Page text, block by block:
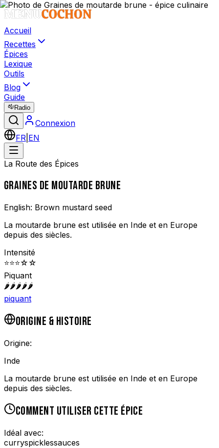
Accueil
Recettes
Épices
Lexique
Outils
Blog
Guide
Radio
Connexion
FR EN
La Route des Épices
GRAINES DE MOUTARDE BRUNE
English: Brown mustard seed
La moutarde brune est utilisée en Inde et en Europe
depuis des siècles.
Intensité
⭐⭐⭐☆ ☆
Piquant
🌶️🌶️🌶️🌶️🌶️
piquant
ORIGINE & HISTOIRE
Origine:
Inde
La moutarde brune est utilisée en Inde et en Europe
depuis des siècles.
COMMENT UTILISER CETTE ÉPICE
Idéal avec:
curryspicklessauces